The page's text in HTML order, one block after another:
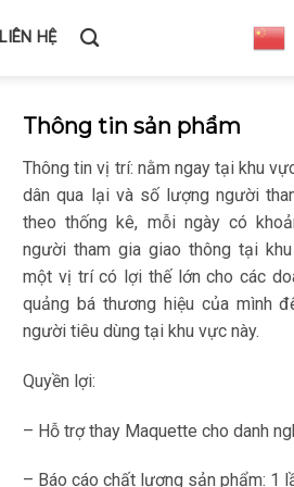
LIÊN HỆ
Thông tin sản phẩm
Thông tin vị trí: nằm ngay tại khu
dân qua lại và số lượng người
theo thống kê, mỗi ngày có
người tham gia giao thông tại
một vị trí có lợi thế lớn cho các
quảng bá thương hiệu của mình
người tiêu dùng tại khu vực này.
Quyền lợi:
– Hỗ trợ thay Maquette cho danh
– Báo cáo chất lượng sản phẩm: 1